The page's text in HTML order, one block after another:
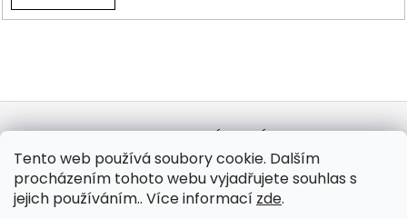
Tento web používá soubory cookie. Dalším
procházením tohoto webu vyjadřujete souhlas s
jejich používáním.. Více informací zde.
á KONTAKTY OBCHODNÍ PODMÍNKY GDPR
REKLAMACE / VRATKA BALETIZOL PÁSKY GAFFA PÁSKY
DEKORAČNÍ LÁTKY